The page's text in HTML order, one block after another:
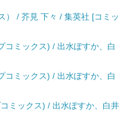
） / 芥見 下々 / 集英社 [コミッ
コミックス) / 出水ぽすか、白
コミックス) / 出水ぽすか、白
ミックス) / 出水ぽすか、白井